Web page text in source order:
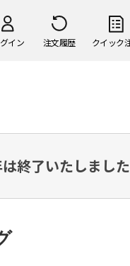
イン 注文履歴 クイック
終了いたしました